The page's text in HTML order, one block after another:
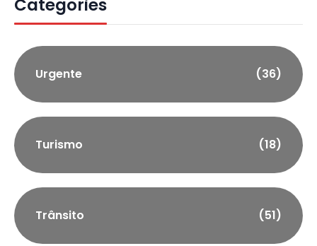
Categories
Urgente (36)
Turismo (18)
Trânsito (51)